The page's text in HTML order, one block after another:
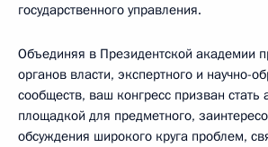
государственного управления.
Объединяя в Президентской академии
органов власти, экспертного и научно-
сообществ, ваш конгресс призван стать
площадкой для предметного,
обсуждения широкого круга проблем,